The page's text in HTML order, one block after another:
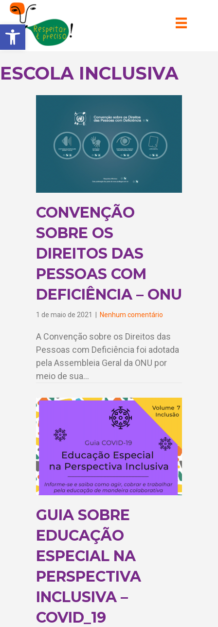
Barra de Ferramentas Aberta
ESCOLA INCLUSIVA
CONVENÇÃO
SOBRE OS
DIREITOS DAS
PESSOAS COM
DEFICIÊNCIA – ONU
1 de maio de 2021 Nenhum comentário
A Convenção sobre os Direitos das
Pessoas com Deficiência foi adotada
pela Assembleia Geral da ONU por
meio de sua…
GUIA SOBRE
EDUCAÇÃO
ESPECIAL NA
PERSPECTIVA
INCLUSIVA –
COVID_19